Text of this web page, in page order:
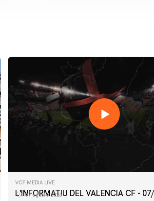
VCF MEDIA LIVE
L'INFORMATIU DEL VALENCIA CF -
07 agosto 2026